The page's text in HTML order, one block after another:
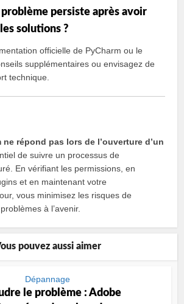
persiste après avoir
solutions ?
officielle de PyCharm ou le
supplémentaires ou envisagez de
technique.
ne répond pas lors de l’ouverture d’un
de suivre un processus de
En vérifiant les permissions, en
et en maintenant votre
vous minimisez les risques de
à l’avenir.
pouvez aussi aimer
Dépannage
le problème : Adobe